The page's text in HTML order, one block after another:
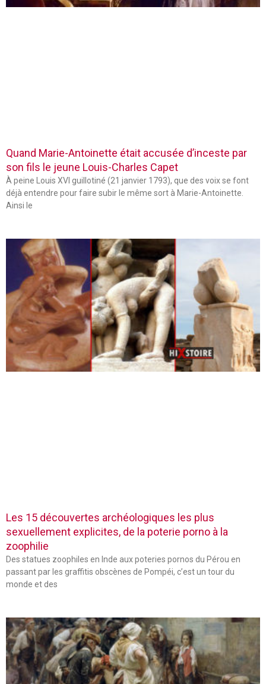
Quand Marie-Antoinette était accusée d’inceste par
son fils le jeune Louis-Charles Capet
À peine Louis XVI guillotiné (21 janvier 1793), que des voix se font
déjà entendre pour faire subir le même sort à Marie-Antoinette.
Ainsi le
Les 15 découvertes archéologiques les plus
sexuellement explicites, de la poterie porno à la
zoophilie
Des statues zoophiles en Inde aux poteries pornos du Pérou en
passant par les graffitis obscènes de Pompéi, c’est un tour du
monde et des